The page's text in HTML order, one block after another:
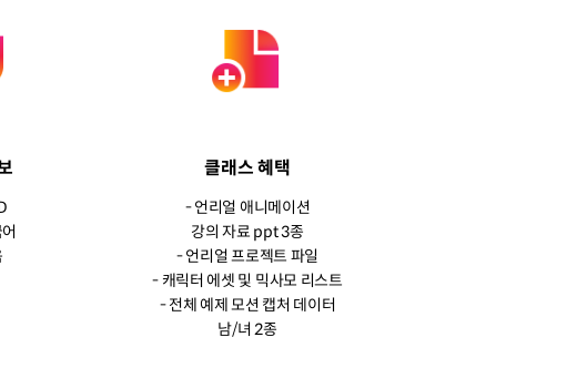
클래스 혜택
- 언리얼 애니메이션
강의 자료 ppt 3종
- 언리얼 프로젝트 파일
- 캐릭터 에셋 및 믹사모 리스트
- 전체 예제 모션 캡처 데이터
남/녀 2종